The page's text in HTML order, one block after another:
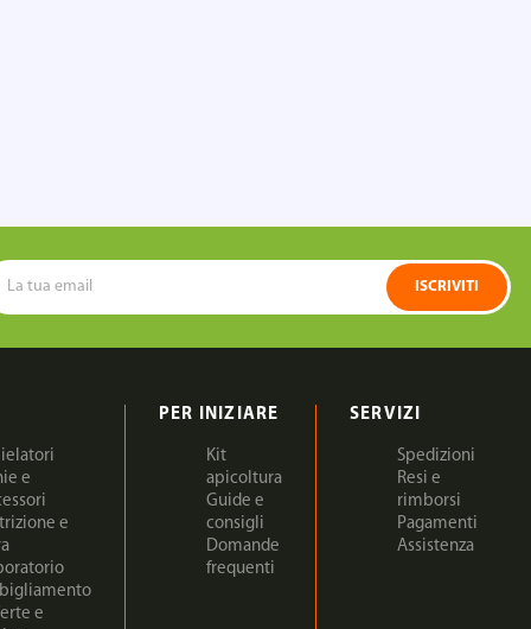
ISCRIVITI
e
e
e
PER INIZIARE
Kit
apicoltura
Guide e
consigli
Domande
frequenti
SERVIZI
Spedizioni
Resi e
rimborsi
Pagamenti
Assistenza